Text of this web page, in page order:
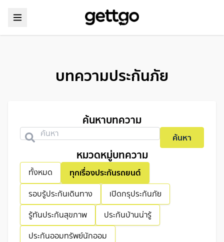
บทความประกันภัย
ค้นหาบทความ
ค้นหา
หมวดหมู่บทความ
ทั้งหมด ทุกเรื่องประกันรถยนต์
รอบรู้ประกันเดินทาง
เปิดกรุประกันภัย
รู้ทันประกันสุขภาพ
ประกันบ้านน่ารู้
ประกันออมทรัพย์นักออม